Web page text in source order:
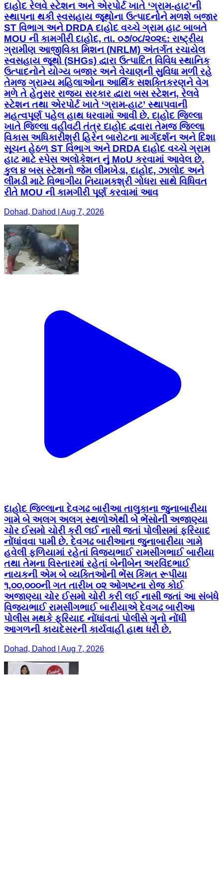
દાહોદ રેલવે સ્ટેશન અને એરપોર્ટ ખાતે ‘ગ્રામ-હાટ’ની
સ્થાપના થકી સ્વસહાય જૂથોના ઉત્પાદનોને મળશે બજાર
ST વિભાગ અને DRDA દાહોદ વચ્ચે ગ્રામ હાટ બાબતે
MOU ની કામગીરી દાહોદ, તા. ૦૭/૦૮/૨૦૨૬: રાષ્ટ્રીય
ગ્રામીણ આજીવિકા મિશન (NRLM) અંતર્ગત રચાયેલ
સ્વસહાય જૂથો (SHGs) દ્વારા ઉત્પાદિત વિવિધ સ્થાનિક
ઉત્પાદનોને યોગ્ય બજાર અને વેચાણની સુવિધા મળી રહે
તેમજ ગ્રામ્ય મહિલાઓના આર્થિક સશક્તિકરણને વેગ
મળે તે હેતુસર રાજ્ય સરકાર દ્વારા બસ સ્ટેશન, રેલવે
સ્ટેશન તથા એરપોર્ટ ખાતે ‘ગ્રામ-હાટ’ સ્થાપવાની
મહત્વપૂર્ણ પહેલ હાથ ધરવામાં આવી છે. દાહોદ જિલ્લા
ખાતે જિલ્લા વહીવટી તંત્ર દાહોદ દ્વવારા તેમજ જિલ્લા
વિકાસ અધિકારીશ્રી હિરેન બારોટના માર્ગદર્શન અને દિશા
સૂચન હેઠળ ST વિભાગ અને DRDA દાહોદ વચ્ચે ગ્રામ
હાટ માટે સ્પેસ અલોકેશન નું MoU કરવામાં આવેલ છે.
કુલ ૪ બસ સ્ટેશનો જેમ લીમખેડા, દાહોદ, ઝાલોદ અને
લીમડી માટે વિભાગીય નિયામકશ્રી ગોધરા સાથે વિધિવત
રીતે MOU ની કામગીરી પૂર્ણ કરવામાં આવ
Dohad, Dahod | Aug 7, 2026
દાહોદ જિલ્લાના દેવગઢ બારીઆ તાલુકાના જુનાબારીયા
ગામે બે અલગ અલગ સ્થળોએથી બે ભેંસોની અજાણ્યા
ચોર ઈસમો ચોરી કરી લઈ નાસી જતાં પોલીસમાં ફરિયાદ
નોંધાંવવા પામી છે. દેવગઢ બારીઆના જુનાબારીયા ગામે
હવેલી ફળિયામાં રહેતાં વિજયભાઈ રામસીંગભાઈ બારીયા
તથા તેમના વિસ્તારમાં રહેતાં બેનીબેન અરવિંદભાઈ
નાયકની એમ બે વ્યક્તિઓની ભેંસ કિંમત રૂપીયા
૧,૦૦,૦૦૦ની ગત તારીખ ૦૨ ઓગષ્ટના રોજ કોઈ
અજાણ્યા ચોર ઈસમો ચોરી કરી લઈ નાસી જતાં આ સંબંધે
વિજયભાઈ રામસીંગભાઈ બારીયાએ દેવગઢ બારીઆ
પોલીસ મથકે ફરિયાદ નોંધાંવતાં પોલીસે ગુનો નોંધી
આગળની કાયદેસરની કાર્યવાહી હાથ ધરી છે.
Dohad, Dahod | Aug 7, 2026